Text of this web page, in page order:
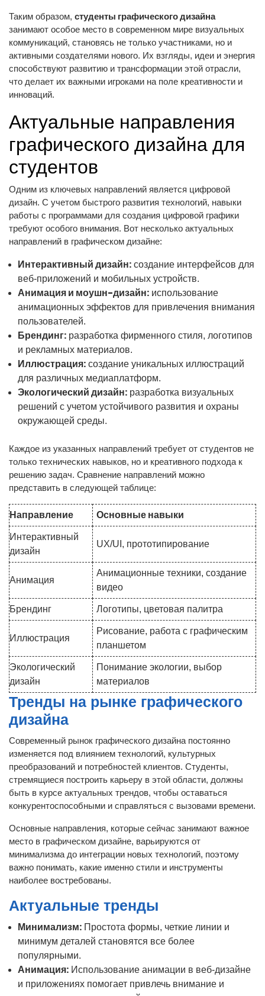
Таким образом, студенты графического дизайна
занимают особое место в современном мире визуальных
коммуникаций, становясь не только участниками, но и
активными создателями нового. Их взгляды, идеи и энергия
способствуют развитию и трансформации этой отрасли,
что делает их важными игроками на поле креативности и
инноваций.
Актуальные направления
графического дизайна для
студентов
Одним из ключевых направлений является цифровой
дизайн. С учетом быстрого развития технологий, навыки
работы с программами для создания цифровой графики
требуют особого внимания. Вот несколько актуальных
направлений в графическом дизайне:
Интерактивный дизайн: создание интерфейсов для
веб-приложений и мобильных устройств.
Анимация и моушн-дизайн: использование
анимационных эффектов для привлечения внимания
пользователей.
Брендинг: разработка фирменного стиля, логотипов
и рекламных материалов.
Иллюстрация: создание уникальных иллюстраций
для различных медиаплатформ.
Экологический дизайн: разработка визуальных
решений с учетом устойчивого развития и охраны
окружающей среды.
Каждое из указанных направлений требует от студентов не
только технических навыков, но и креативного подхода к
решению задач. Сравнение направлений можно
представить в следующей таблице:
Направление Основные навыки
Интерактивный
дизайн
UX/UI, прототипирование
Анимация
Анимационные техники, создание
видео
Брендинг Логотипы, цветовая палитра
Иллюстрация
Рисование, работа с графическим
планшетом
Экологический
дизайн
Понимание экологии, выбор
материалов
Тренды на рынке графического
дизайна
Современный рынок графического дизайна постоянно
изменяется под влиянием технологий, культурных
преобразований и потребностей клиентов. Студенты,
стремящиеся построить карьеру в этой области, должны
быть в курсе актуальных трендов, чтобы оставаться
конкурентоспособными и справляться с вызовами времени.
Основные направления, которые сейчас занимают важное
место в графическом дизайне, варьируются от
минимализма до интеграции новых технологий, поэтому
важно понимать, какие именно стили и инструменты
наиболее востребованы.
Актуальные тренды
Минимализм: Простота формы, четкие линии и
минимум деталей становятся все более
популярными.
Анимация: Использование анимации в веб-дизайне
и приложениях помогает привлечь внимание и